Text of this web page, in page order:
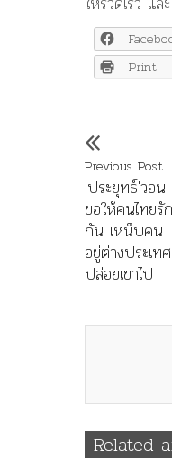
Print
Previous Post
'ประยุทธ์'วอน
ขอให้คนไทยรัก
กัน เหน็บคน
อยู่ต่างประเทศ
ปล่อยเขาไป
Related